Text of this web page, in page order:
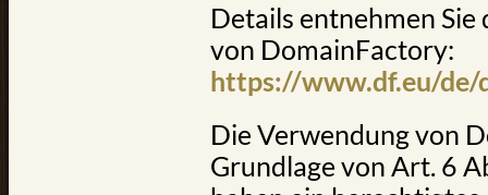
Details entnehmen
von DomainFactory:
https://www.df.eu/de/
Die Verwendung von
Grundlage von Art. 6